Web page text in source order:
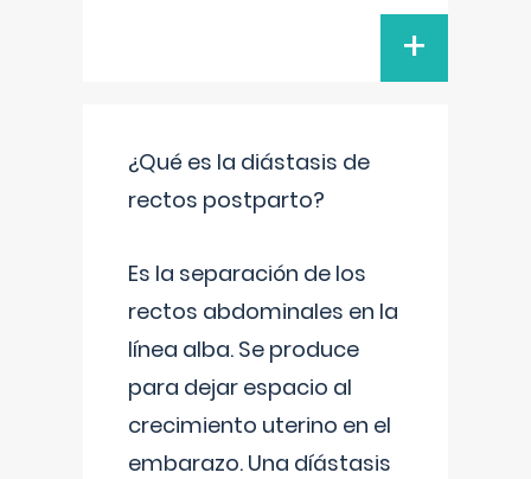
+
¿Qué es la diástasis de
rectos postparto?
Es la separación de los
rectos abdominales en la
línea alba. Se produce
para dejar espacio al
crecimiento uterino en el
embarazo. Una díástasis